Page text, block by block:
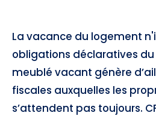
La vacance du logement
obligations déclaratives du
meublé vacant génère
fiscales auxquelles les
s’attendent pas toujours.